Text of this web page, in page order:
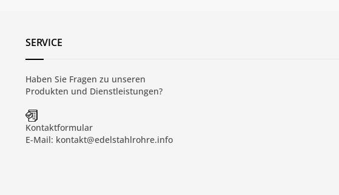
SERVICE
Haben Sie Fragen zu unseren
Produkten und Dienstleistungen?
Kontaktformular
E-Mail: kontakt@edelstahlrohre.info